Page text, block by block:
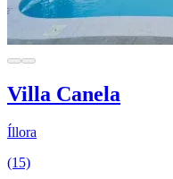
Villa Canela
Íllora
(15)